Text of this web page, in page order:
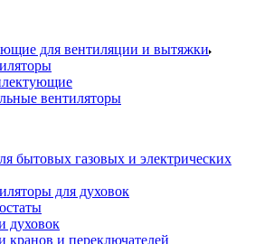
для вентиляции и вытяжки
вентиляторы
бытовых газовых и электрических
для духовок
духовок
кранов и переключателей